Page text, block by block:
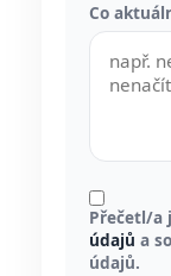
Co
Přečetl/a
údajů a
údajů.